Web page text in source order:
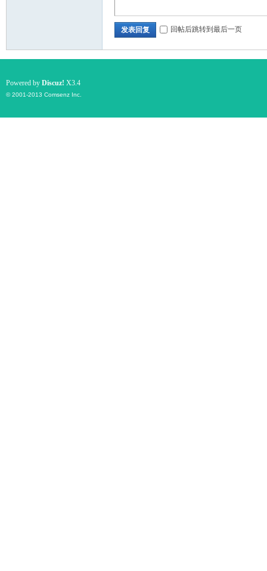
发表回复 回帖后跳转到最后一页
Powered by Discuz! X3.4
© 2001-2013 Comsenz Inc.